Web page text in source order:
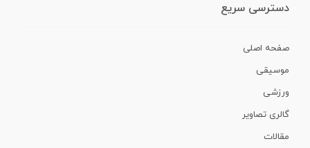
دسترسی سریع
صفحه اصلی
موسیقی
ورزشی
گالری تصاویر
مقالات